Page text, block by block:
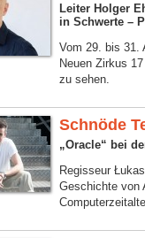
Leiter Holger
in Schwerte –
Vom 29. bis 31.
Neuen Zirkus
zu sehen.
Schnöde
„Oracle“ bei
Regisseur
Geschichte von